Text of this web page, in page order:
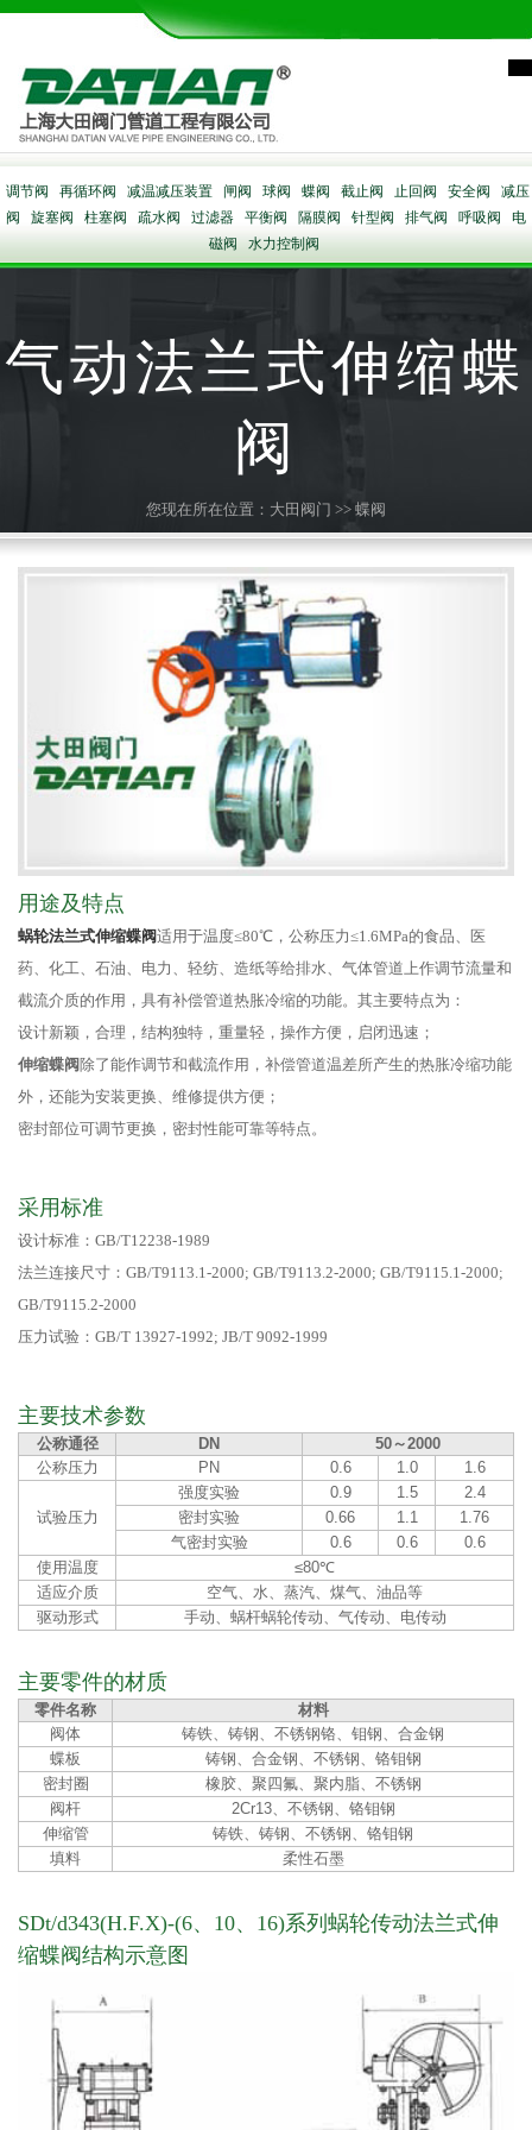
调节阀 再循环阀 减温减压装置 闸阀 球阀 蝶阀 截止阀 止回阀 安全阀
减压
阀
旋塞阀 柱塞阀 疏水阀 过滤器 平衡阀 隔膜阀 针型阀 排气阀 呼吸阀
电
磁阀
水力控制阀
气动法兰式伸缩蝶
阀
您现在所在位置： 大田阀门 >> 蝶阀
用途及特点
蜗轮法兰式伸缩蝶阀适用于温度≤80℃，公称压力≤1.6MPa的食品、医
药、化工、石油、电力、轻纺、造纸等给排水、气体管道上作调节流量和
截流介质的作用，具有补偿管道热胀冷缩的功能。其主要特点为：
设计新颖，合理，结构独特，重量轻，操作方便，启闭迅速；
伸缩蝶阀除了能作调节和截流作用，补偿管道温差所产生的热胀冷缩功能
外，还能为安装更换、维修提供方便；
密封部位可调节更换，密封性能可靠等特点。
采用标准
设计标准：GB/T12238-1989
法兰连接尺寸：GB/T9113.1-2000; GB/T9113.2-2000; GB/T9115.1-2000;
GB/T9115.2-2000
压力试验：GB/T 13927-1992; JB/T 9092-1999
主要技术参数
公称通径 DN
50～2000
公称压力
PN 0.6 1.0 1.6
试验压力
强度实验 0.9 1.5
2.4
密封实验
0.66 1.1
1.76
气密封实验
0.6 0.6
0.6
使用温度
≤80℃
适应介质
空气、水、蒸汽、煤气、油品等
驱动形式
手动、蜗杆蜗轮传动、气传动、电传动
主要零件的材质
零件名称
材料
阀体
铸铁、铸钢、不锈钢铬、钼钢、合金钢
蝶板
铸钢、合金钢、不锈钢、铬钼钢
密封圈
橡胶、聚四氟、聚内脂、不锈钢
阀杆
2Cr13、不锈钢、铬钼钢
伸缩管
铸铁、铸钢、不锈钢、铬钼钢
填料
柔性石墨
SDt/d343(H.F.X)-(6、10、16)系列蜗轮传动法兰式伸
缩蝶阀结构示意图